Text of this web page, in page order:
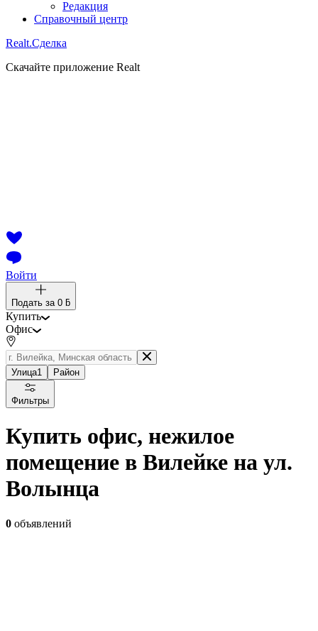
Редакция
Справочный центр
Realt.Сделка
Скачайте приложение Realt
Войти
Подать за 0 ƃ
Купить
Офис
Улица1 Район
Фильтры
Купить офис, нежилое
помещение в Вилейке на ул.
Волынца
0 объявлений